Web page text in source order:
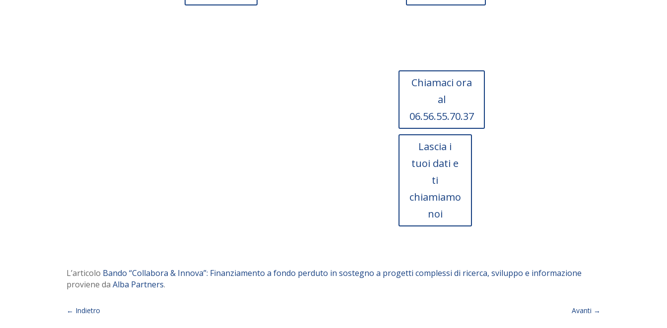
Chiamaci ora
al
06.56.55.70.37
Lascia i
tuoi dati e
ti
chiamiamo
noi
L’articolo Bando “Collabora & Innova”: Finanziamento a fondo perduto in sostegno a progetti complessi di ricerca, sviluppo e informazione
proviene daAlba Partners.
← Indietro Avanti →